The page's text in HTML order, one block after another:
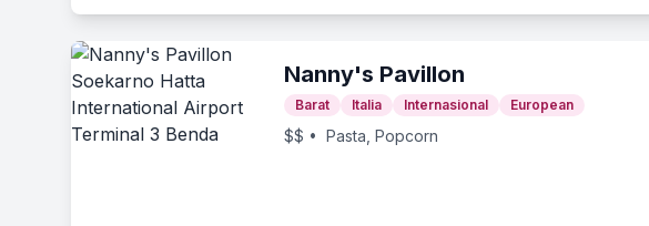
Nanny's Pavillon
Barat Italia Internasional European
$$ • Pasta, Popcorn